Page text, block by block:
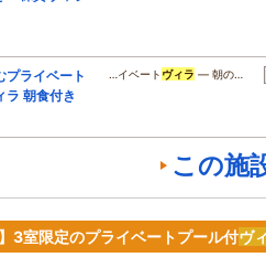
プライベート
ラ 朝食付き
…イベート ヴィラ ― 朝の…
この施
3室限定のプライベートプール付ヴ